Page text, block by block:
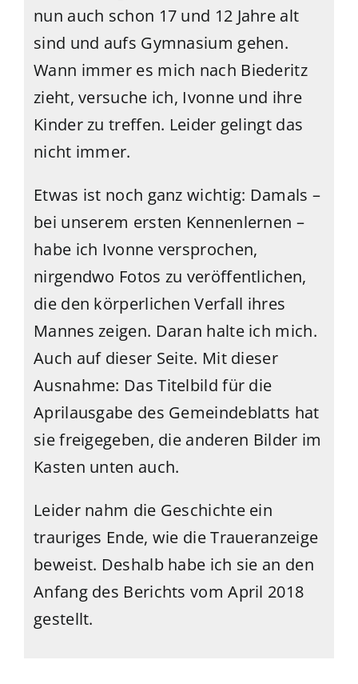
nun auch schon 17 und 12 Jahre alt
sind und aufs Gymnasium gehen.
Wann immer es mich nach Biederitz
zieht, versuche ich, Ivonne und ihre
Kinder zu treffen. Leider gelingt das
nicht immer.
Etwas ist noch ganz wichtig: Damals –
bei unserem ersten Kennenlernen –
habe ich Ivonne versprochen,
nirgendwo Fotos zu veröffentlichen,
die den körperlichen Verfall ihres
Mannes zeigen. Daran halte ich mich.
Auch auf dieser Seite. Mit dieser
Ausnahme: Das Titelbild für die
Aprilausgabe des Gemeindeblatts hat
sie freigegeben, die anderen Bilder im
Kasten unten auch.
Leider nahm die Geschichte ein
trauriges Ende, wie die Traueranzeige
beweist. Deshalb habe ich sie an den
Anfang des Berichts vom April 2018
gestellt.